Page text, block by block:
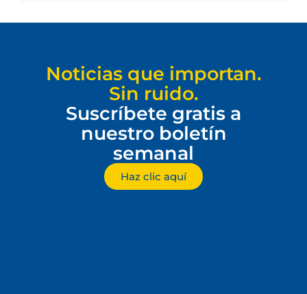
Noticias que importan.
Sin ruido.
Suscríbete gratis a
nuestro boletín
semanal
Haz clic aquí